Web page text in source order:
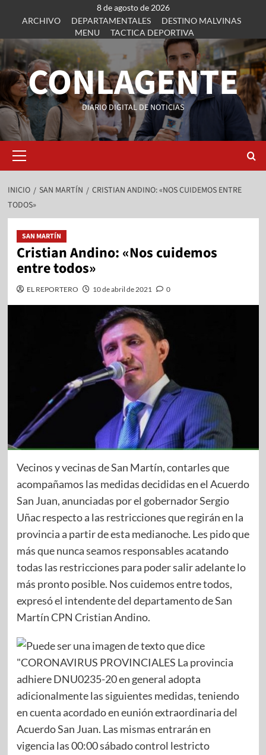
8 de agosto de 2026
ARCHIVO
DEPARTAMENTALES
DESTINO MALVINAS
MENU
TACTICA DEPORTIVA
CONLAGENTE
DIARIO DIGITAL DE NOTICIAS
INICIO SAN MARTÍN
CRISTIAN ANDINO: «NOS CUIDEMOS ENTRE
TODOS»
SAN MARTÍN
Cristian Andino: «Nos cuidemos
entre todos»
EL REPORTERO 10 de abril de 2021 0
Vecinos y vecinas de San Martín, contarles que
acompañamos las medidas decididas en el Acuerdo
San Juan, anunciadas por el gobernador Sergio
Uñac respecto a las restricciones que regirán en la
provincia a partir de esta medianoche. Les pido que
más que nunca seamos responsables acatando
todas las restricciones para poder salir adelante lo
más pronto posible. Nos cuidemos entre todos,
expresó el intendente del departamento de San
Martín CPN Cristian Andino.